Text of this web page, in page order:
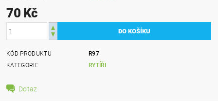
70 Kč
KÓD PRODUKTU
R97
KATEGORIE
RYTÍŘI
Dotaz